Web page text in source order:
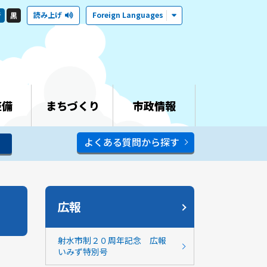
黒 読み上げ Foreign Languages
まちづくり 市政情報
よくある質問から探す
広報
射水市制２０周年記念 広報
いみず特別号